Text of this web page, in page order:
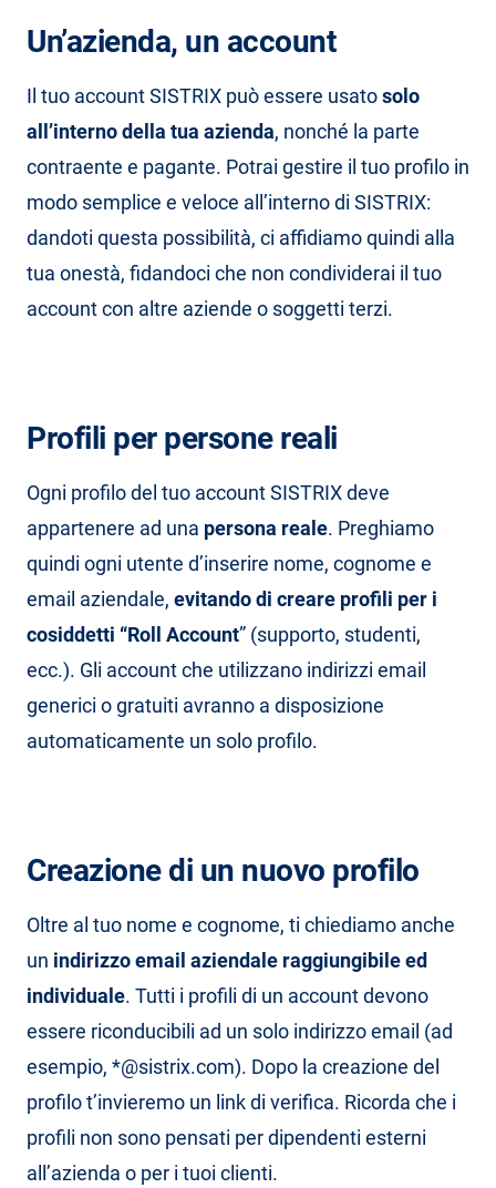
Un’azienda, un account
Il tuo account SISTRIX può essere usatosolo
all’interno della tua azienda, nonché la parte
contraente e pagante. Potrai gestire il tuo profilo in
modo semplice e veloce all’interno di SISTRIX:
dandoti questa possibilità, ci affidiamo quindi alla
tua onestà, fidandoci che non condividerai il tuo
account con altre aziende o soggetti terzi.
Profili per persone reali
Ogni profilo del tuo account SISTRIX deve
appartenere ad una persona reale. Preghiamo
quindi ogni utente d’inserire nome, cognome e
email aziendale, evitando di creare profili per i
cosiddetti “Roll Account” (supporto, studenti,
ecc.). Gli account che utilizzano indirizzi email
generici o gratuiti avranno a disposizione
automaticamente un solo profilo.
Creazione di un nuovo profilo
Oltre al tuo nome e cognome, ti chiediamo anche
un indirizzo email aziendale raggiungibile ed
individuale. Tutti i profili di un account devono
essere riconducibili ad un solo indirizzo email (ad
esempio, *@sistrix.com). Dopo la creazione del
profilo t’invieremo un link di verifica. Ricorda che i
profili non sono pensati per dipendenti esterni
all’azienda o per i tuoi clienti.